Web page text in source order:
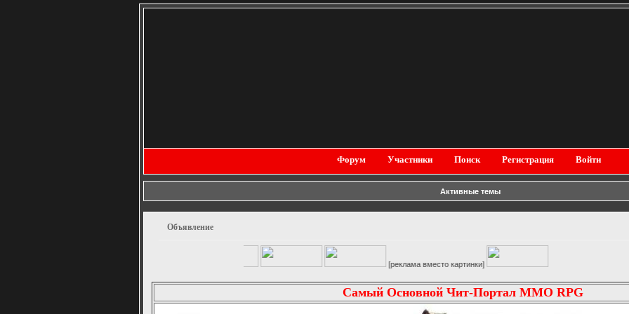
Форум Участники Поиск Регистрация Войти
Активные темы
Объявление
[реклама вместо картинки]
Самый Основной Чит-Портал MMO RPG